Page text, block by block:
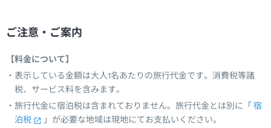
ご注意・ご案内
【料金について】
表示している金額は大人1名あたりの旅行代金です。消費税等諸
税、サービス料を含みます。
旅行代金に宿泊税は含まれておりません。旅行代金とは別に「 宿
泊税
」が必要な地域は現地にてお支払いください。